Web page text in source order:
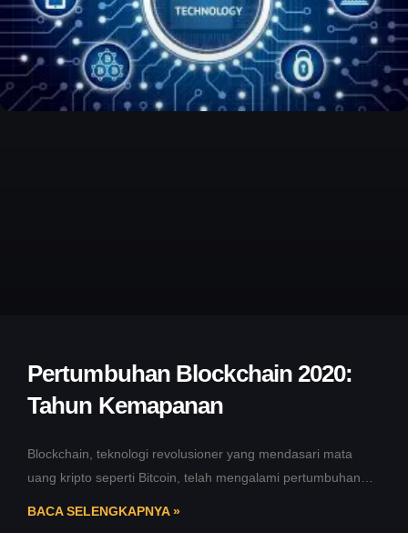
Pertumbuhan Blockchain 2020:
Tahun Kemapanan
Blockchain, teknologi revolusioner yang mendasari mata
uang kripto seperti Bitcoin, telah mengalami pertumbuhan
BACA SELENGKAPNYA »